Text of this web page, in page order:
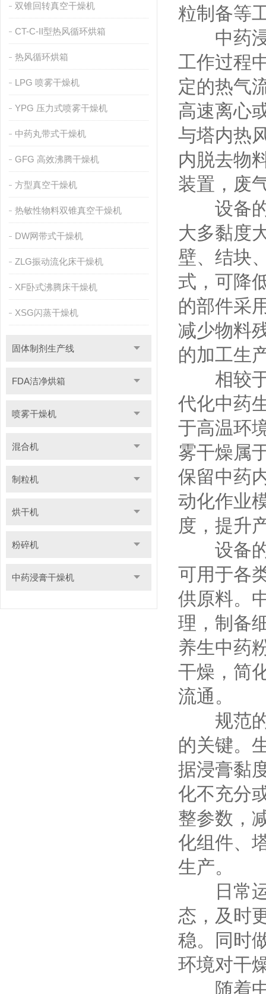
双锥回转真空干燥机
CT-C-II型热风循环烘箱
热风循环烘箱
LPG 喷雾干燥机
YPG 压力式喷雾干燥机
中药丸带式干燥机
GFG 高效沸腾干燥机
方型真空干燥机
热敏性物料双锥真空干燥机
DW网带式干燥机
ZLG振动流化床干燥机
XF卧式沸腾床干燥机
XSG闪蒸干燥机
固体制剂生产线
FDA洁净烘箱
喷雾干燥机
混合机
制粒机
烘干机
粉碎机
中药浸膏干燥机
粒制备等
中药浸
工作过程
定的热气
高速离心
与塔内热
内脱去物
装置，废
设备的
大多黏度
壁、结块
式，可降
的部件采
减少物料
的加工生
相较于
代化中药
于高温环
雾干燥属
保留中药
动化作业
度，提升
设备的
可用于各
供原料。
理，制备
养生中药
干燥，简
流通。
规范的
的关键。
据浸膏黏
化不充分
整参数，
化组件、
生产。
日常运
态，及时
稳。同时
环境对干
随着中